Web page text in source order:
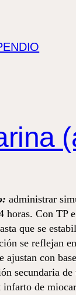
administrar
horas. Con
que se
se reflejan
ajustan con
secundaria
de